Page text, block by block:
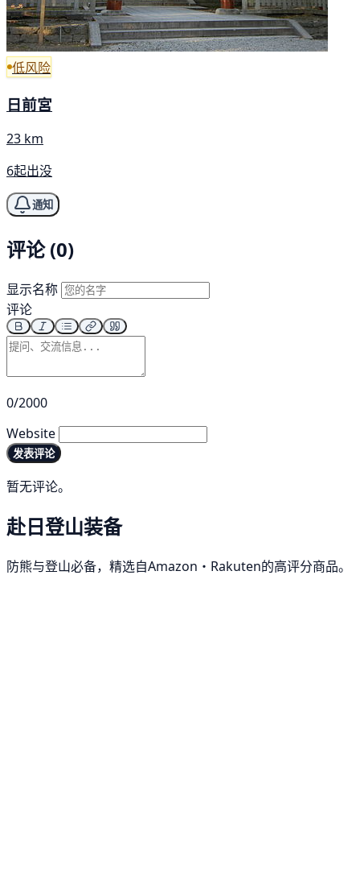
低风险
日前宮
23 km
6起出没
通知
评论 (0)
显示名称
评论
0/2000
Website
发表评论
暂无评论。
赴日登山装备
防熊与登山必备，精选自Amazon・Rakuten的高评分商品。